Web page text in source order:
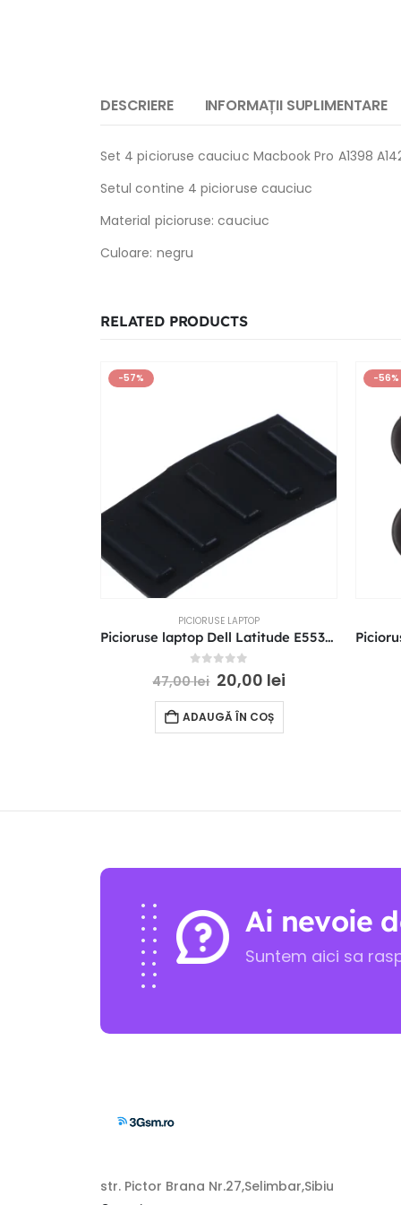
DESCRIERE INFORMAȚII SUPLIMENTARE
Set 4 picioruse cauciuc Macbook Pro A1398
Setul contine 4 picioruse cauciuc
Material picioruse: cauciuc
Culoare: negru
RELATED PRODUCTS
-57%
PICIORUSE LAPTOP
Picioruse laptop Dell Latitude E5530 E6430 E5430 E6430s Bottom Cover
out of 5
47,00lei 20,00 lei
ADAUGĂ ÎN COȘ
-56%
Ai nevoie
Suntem aici sa
str. Pictor Brana Nr.27,Selimbar,Sibiu